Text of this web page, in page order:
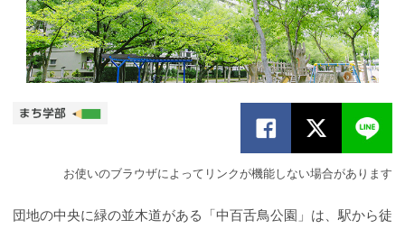
お使いのブラウザによってリンクが機能しない場合があります
団地の中央に緑の並木道がある「中百舌鳥公園」は、駅から徒